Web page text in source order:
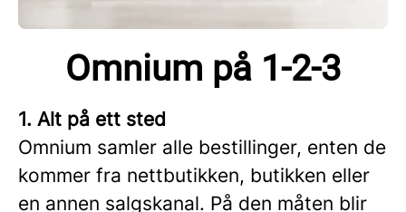
Omnium på 1-2-3
1. Alt på ett sted
Omnium samler alle bestillinger, enten de
kommer fra nettbutikken, butikken eller
en annen salgskanal. På den måten blir